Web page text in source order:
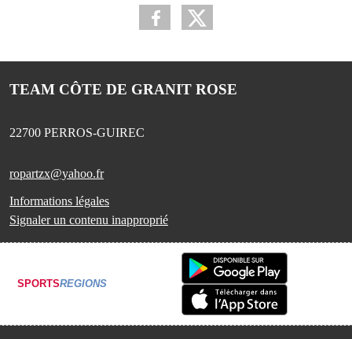
TEAM CÔTE DE GRANIT ROSE
22700 PERROS-GUIREC
ropartzx@yahoo.fr
Informations légales
Signaler un contenu inapproprié
SPORTSREGIONS